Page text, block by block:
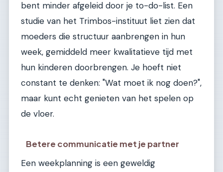
bent minder afgeleid door je to-do-list. Een
studie van het Trimbos-instituut liet zien dat
moeders die structuur aanbrengen in hun
week, gemiddeld meer kwalitatieve tijd met
hun kinderen doorbrengen. Je hoeft niet
constant te denken: "Wat moet ik nog doen?",
maar kunt echt genieten van het spelen op
de vloer.
Betere communicatie met je partner
Een weekplanning is een geweldig